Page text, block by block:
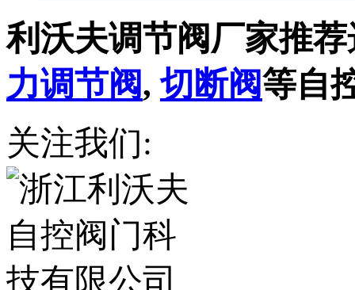
利沃夫调节阀厂家推
力调节阀,切断阀等自
关注我们: